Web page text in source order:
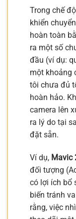
Trong chế
khiển
hoàn toàn
ra một số
đầu (ví dụ:
một khoảng
tôi chưa đủ
hoàn hảo.
camera lên
ra lý do tại
đặt sẵn.
Ví dụ, Mavic
đối tượng
có lợi ích bổ
biến tránh
rằng, việc